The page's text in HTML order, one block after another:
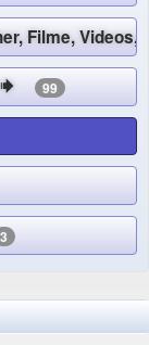
Filme,
99
3